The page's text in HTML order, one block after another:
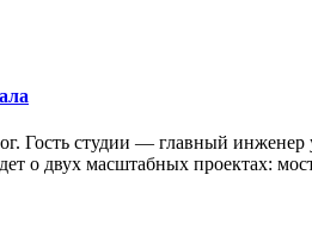
Гость студии — главный
о двух масштабных проектах: